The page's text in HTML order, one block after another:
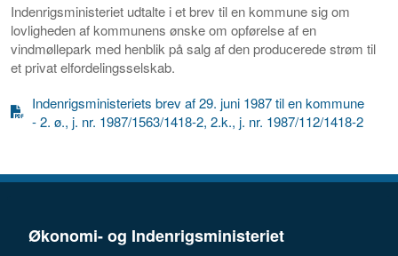
Indenrigsministeriet udtalte i et brev til en kommune sig om
lovligheden af kommunens ønske om opførelse af en
vindmøllepark med henblik på salg af den producerede strøm til
et privat elfordelingsselskab.
Indenrigsministeriets brev af 29. juni 1987 til en kommune
- 2. ø., j. nr. 1987/1563/1418-2, 2.k., j. nr. 1987/112/1418-2
Økonomi- og Indenrigsministeriet